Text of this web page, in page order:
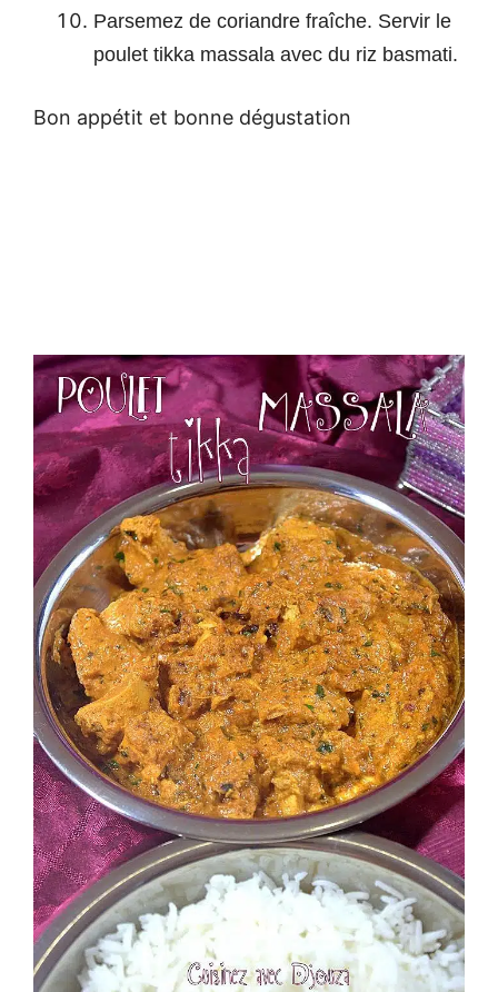
Parsemez de coriandre fraîche. Servir le
poulet tikka massala avec du riz basmati.
Bon appétit et bonne dégustation